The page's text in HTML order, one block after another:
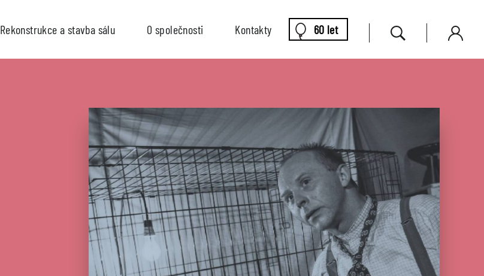
Rekonstrukce a stavba sálu O společnosti Kontakty 60 let